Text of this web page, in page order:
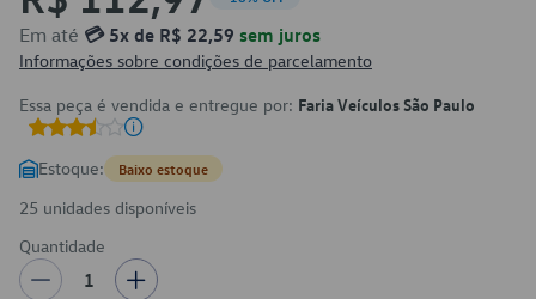
Em até 💳 5x de R$ 22,59 sem juros
Informações sobre condições de parcelamento
Essa peça é vendida e entregue por: Faria Veículos São Paulo
Estoque: Baixo estoque
25 unidades disponíveis
Quantidade
1